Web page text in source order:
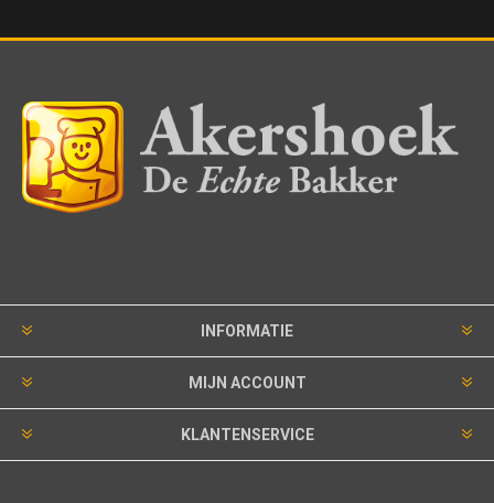
INFORMATIE
MIJN ACCOUNT
KLANTENSERVICE